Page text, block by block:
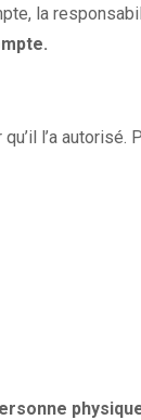
la
l’a autorisé.